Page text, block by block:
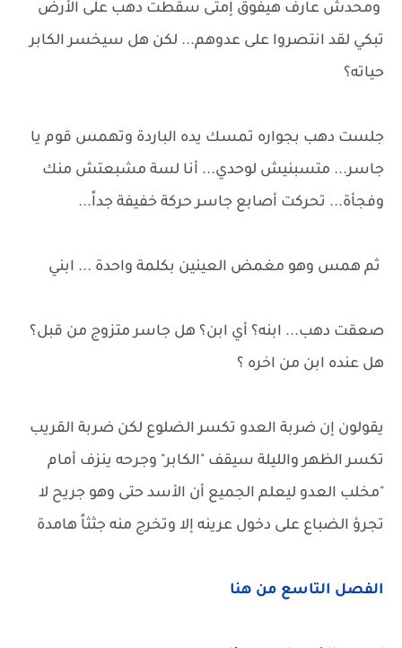
ومحدش عارف هيفوق إمتى سقطت دهب على الأرض
تبكي لقد انتصروا على عدوهم... لكن هل سيخسر الكابر
حياته؟
جلست دهب بجواره تمسك يده الباردة وتهمس قوم يا
جاسر... متسبنيش لوحدي... أنا لسة مشبعتش منك
وفجأة... تحركت أصابع جاسر حركة خفيفة جداً...
ثم همس وهو مغمض العينين بكلمة واحدة ... ابني
صعقت دهب... ابنه؟ أي ابن؟ هل جاسر متزوج من قبل؟
هل عنده ابن من اخره ؟
يقولون إن ضربة العدو تكسر الضلوع لكن ضربة القريب
تكسر الظهر والليلة سيقف "الكابر" وجرحه ينزف أمام
"مخلب العدو ليعلم الجميع أن الأسد حتى وهو جريح لا
تجرؤ الضباع على دخول عرينه إلا وتخرج منه جثثاً هامدة
الفصل التاسع من هنا